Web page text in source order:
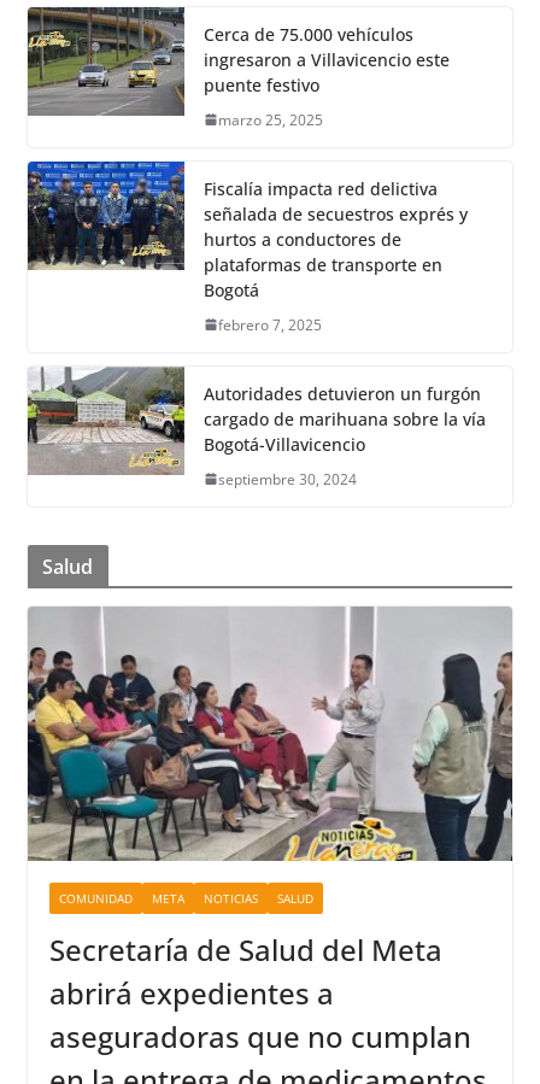
Cerca de 75.000 vehículos
ingresaron a Villavicencio este
puente festivo
marzo 25, 2025
Fiscalía impacta red delictiva
señalada de secuestros exprés y
hurtos a conductores de
plataformas de transporte en
Bogotá
febrero 7, 2025
Autoridades detuvieron un furgón
cargado de marihuana sobre la vía
Bogotá-Villavicencio
septiembre 30, 2024
Salud
COMUNIDAD META NOTICIAS SALUD
Secretaría de Salud del Meta
abrirá expedientes a
aseguradoras que no cumplan